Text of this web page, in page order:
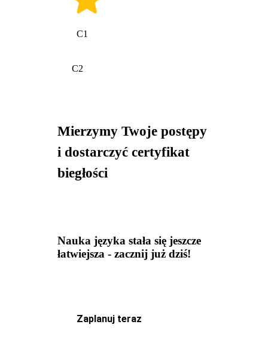
C1
C2
Mierzymy Twoje postępy
i dostarczyć certyfikat
biegłości
Nauka języka stała się jeszcze
łatwiejsza - zacznij już dziś!
Zaplanuj teraz